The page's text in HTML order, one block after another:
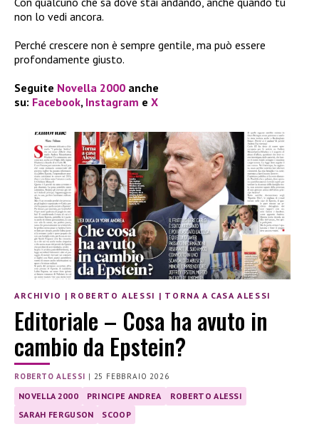
non lo vedi ancora.
Perché crescere non è sempre gentile, ma può essere
profondamente giusto.
Seguite Novella 2000 anche
su: Facebook, Instagram e X
ARCHIVIO | ROBERTO ALESSI | TORNA A CASA ALESSI
Editoriale – Cosa ha avuto in
cambio da Epstein?
ROBERTO ALESSI | 25 FEBBRAIO 2026
NOVELLA 2000 PRINCIPE ANDREA
ROBERTO ALESSI
SARAH FERGUSON
SCOOP